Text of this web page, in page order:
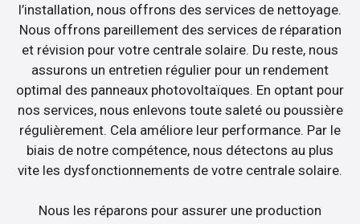
l’installation, nous offrons des services de nettoyage.
Nous offrons pareillement des services de réparation
et révision pour votre centrale solaire. Du reste, nous
assurons un entretien régulier pour un rendement
optimal des panneaux photovoltaïques. En optant pour
nos services, nous enlevons toute saleté ou poussière
régulièrement. Cela améliore leur performance. Par le
biais de notre compétence, nous détectons au plus
vite les dysfonctionnements de votre centrale solaire.
Nous les réparons pour assurer une production